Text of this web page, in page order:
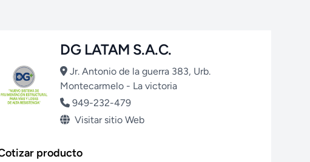
DG LATAM S.A.C.
Jr. Antonio de la guerra 383, Urb.
Montecarmelo - La victoria
949-232-479
Visitar sitio Web
producto